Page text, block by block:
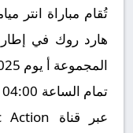
تُقام مباراة
هارد روك في إطار